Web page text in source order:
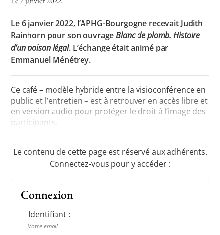
Toutes les actualités
Les rendez-vous de l’APHG
Concours de recrutement
Concours scolaires
Conférences, tables rondes
Le 6 janvier 2022, l’APHG-Bourgogne recevait Judith
Rainhorn pour son ouvrageBlanc de plomb. Histoire
d’un poison légal. L’échange était animé par
Emmanuel Ménétrey.
Ce café – modèle hybride entre la visioconférence en
public et l’entretien – est à retrouver en accès libre et
en version audio pour protéger le droit à l’image des
participants.
Le contenu de cette page est réservé aux adhérents.
Connectez-vous pour y accéder :
Connexion
Identifiant :